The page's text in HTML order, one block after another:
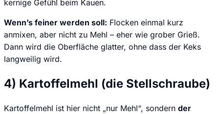
kernige Gefühl beim Kauen.
Wenn’s feiner werden soll: Flocken einmal kurz
anmixen, aber nicht zu Mehl – eher wie grober Grieß.
Dann wird die Oberfläche glatter, ohne dass der Keks
langweilig wird.
4) Kartoffelmehl (die Stellschraube)
Kartoffelmehl ist hier nicht „nur Mehl“, sondern der